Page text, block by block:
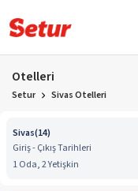
Otelleri
Setur Sivas Otelleri
Sivas(14)
Giriş - Çıkış Tarihleri
1 Oda, 2 Yetişkin